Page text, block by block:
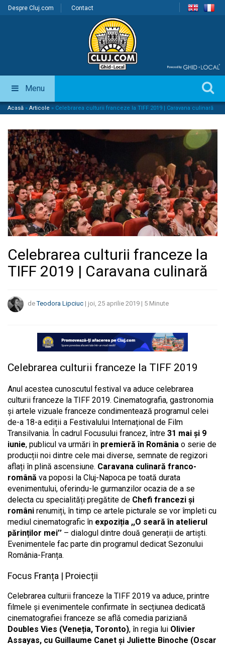
Despre Cluj.com Contact
Menu
Acasă » Articole » Celebrarea culturii franceze la TIFF 2019 | Caravana culinară
Celebrarea culturii franceze la
TIFF 2019 | Caravana culinară
deTeodora Lipciuc | joi, 25 aprilie 2019 | 5 Minute
Celebrarea culturii franceze la TIFF 2019
Anul acestea cunoscutul festival va aduce celebrarea
culturii franceze la TIFF 2019. Cinematografia, gastronomia
și artele vizuale franceze condimentează programul celei
de-a 18-a ediții a Festivalului Internațional de Film
Transilvania. În cadrul Focusului francez, între 31 mai și 9
iunie, publicul va urmări în premieră în România o serie de
producții noi dintre cele mai diverse, semnate de regizori
aflați în plină ascensiune. Caravana culinară franco-
română va poposi la Cluj-Napoca pe toată durata
evenimentului, oferindu-le gurmanzilor ocazia de a se
delecta cu specialități pregătite de Chefi francezi și
români renumiți, în timp ce artele picturale se vor împleti cu
mediul cinematografic în expoziția ,,O seară în atelierul
părinților mei’’ – dialogul dintre două generații de artiști.
Evenimentele fac parte din programul dedicat Sezonului
România-Franța.
Focus Franța | Proiecții
Celebrarea culturii franceze la TIFF 2019 va aduce, printre
filmele și evenimentele confirmate în secțiunea dedicată
cinematografiei franceze se află comedia pariziană
Doubles Vies (Veneția, Toronto), în regia lui Olivier
Assayas, cu Guillaume Canet și Juliette Binoche (Oscar